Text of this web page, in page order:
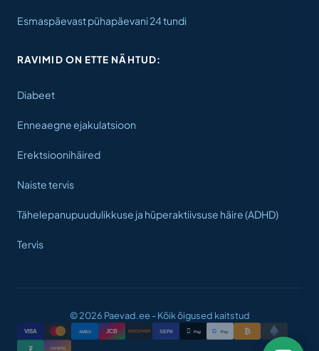
Esmaspäevast pühapäevani 24 tundi
RAVIMID ON ETTE NÄHTUD:
Diabeet
Enneaegne ejakulatsioon
Erektsioonihäired
Naiste tervis
Tähelepanupuudulikkuse ja hüperaktiivsuse häire (ADHD)
Tervis
© 2026 Paevad.ee - Kõik õigused kaitstud
VISA AMEX JCB DISCOVER SEPA  Pay G Pay ₿
₮ CRYPTO